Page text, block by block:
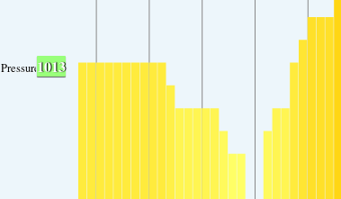
Pressure1013